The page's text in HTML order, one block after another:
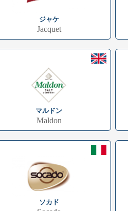
ジャケ
Jacquet
マルドン
Maldon
ソカド